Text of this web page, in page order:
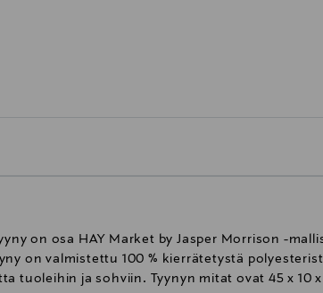
on osa HAY Market by Jasper Morrison -
on valmistettu 100 % kierrätetystä
tuoleihin ja sohviin. Tyynyn mitat ovat 45 x 10 x